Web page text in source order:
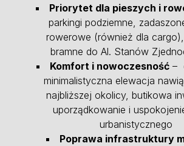
Priorytet dla pieszych i
parkingi podziemne,
rowerowe (również dla
bramne do Al. Stanów
Komfort i nowoczesność –
minimalistyczna elewacja
najbliższej okolicy, butikowa
uporządkowanie i
urbanistycznego
Poprawa infrastruktury